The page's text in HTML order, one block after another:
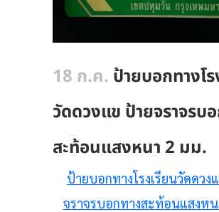
18 ก.ค. ป้ายบอกทางโ
วัดดวงแข ป้ายจราจรบ
สะท้อนแสงหนา 2 มม.
ป้ายบอกทางโรงเรียนวัดดวง
จราจรบอกทางสะท้อนแสงหน